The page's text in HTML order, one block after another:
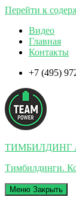
Перейти к
Видео
Главная
Контакты
+7 (495)
ТИМБИЛДИНГ
Тимбилдинги.
Меню Закрыть